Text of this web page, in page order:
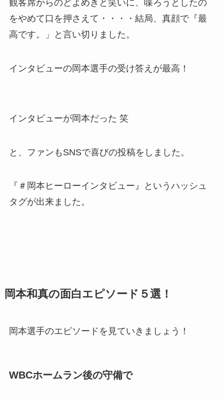
観客席からのどよめきと笑いに、喋ろうとしたの
をやめて口を押さえて・・・・結局、真顔で『最
高です。」と言い切りました。
インタビューの岡本選手の受け答えが最高！
インタビューが岡本だった 笑
と、ファンもSNSで喜びの投稿をしました。
『＃岡本ヒーローインタビュー』というハッシュ
タグが出来ました。
岡本和真の面白エピソード５選！
岡本選手のエピソードを見ていきましょう！
WBCホームラン後の守備で